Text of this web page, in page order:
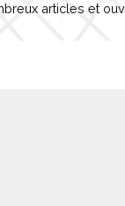
articles et